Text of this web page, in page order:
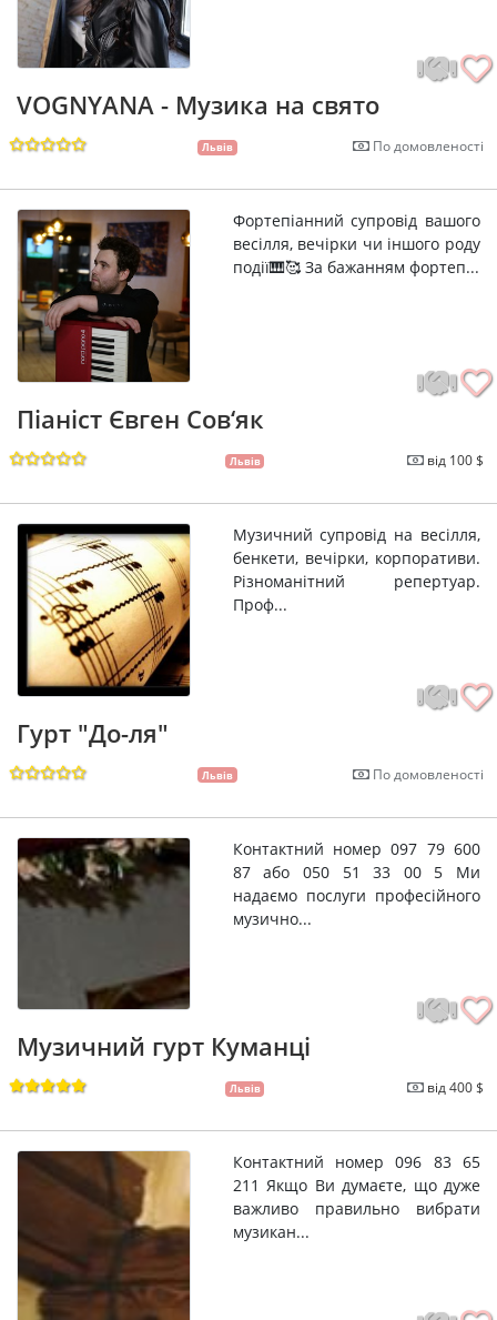
VOGNYANA - Музика на свято
Львів По домовленості
Фортепіанний супровід вашого
весілля, вечірки чи іншого роду
події🎹🥰 За бажанням фортеп...
Піаніст Євген Сов‘як
Львів від 100 $
Музичний супровід на весілля,
бенкети, вечірки, корпоративи.
Різноманітний репертуар.
Проф...
Гурт "До-ля"
Львів По домовленості
Контактний номер 097 79 600
87 або 050 51 33 00 5 Ми
надаємо послуги професійного
музично...
Музичний гурт Куманці
Львів від 400 $
Контактний номер 096 83 65
211 Якщо Ви думаєте, що дуже
важливо правильно вибрати
музикан...